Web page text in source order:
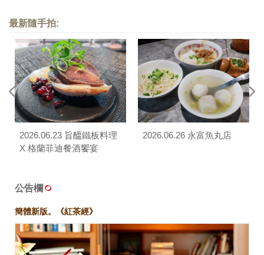
最新隨手拍:
2026.06.23 旨醞鐵板料理
X 格蘭菲迪餐酒饗宴
2026.06.26 永富魚丸店
公告欄
簡體新版。《紅茶經》